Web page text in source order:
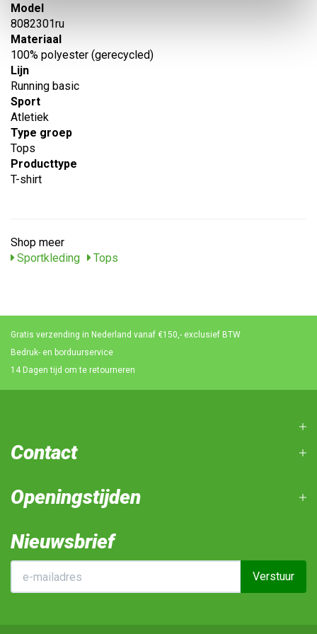
Model
8082301ru
Materiaal
100% polyester (gerecycled)
Lijn
Running basic
Sport
Atletiek
Type groep
Tops
Producttype
T-shirt
Shop meer
Sportkleding
Tops
Gratis verzending in Nederland vanaf €150,- exclusief BTW
Bedruk- en borduurservice
14 Dagen tijd om te retourneren
Contact
Openingstijden
Nieuwsbrief
Verstuur